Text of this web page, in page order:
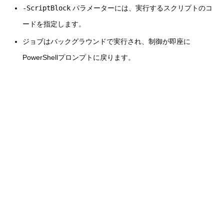
-ScriptBlockパラメーターには、実行するスクリプトのコ
ードを指定します。
ジョブはバックグラウンドで実行され、制御が即座に
PowerShellプロンプトに戻ります。